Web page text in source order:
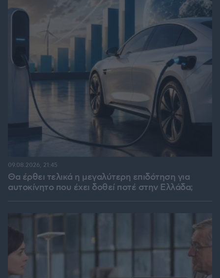
Θα έρθει τελικά η μεγαλύτερη επιδότηση για
αυτοκίνητο που έχει δοθεί ποτέ στην Ελλάδα;
09.08.2026, 21:45